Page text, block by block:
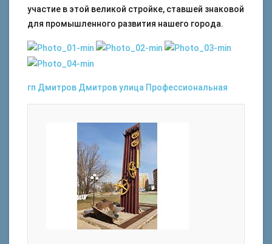
участие в этой великой стройке, ставшей знаковой
для промышленного развития нашего города.
гп Дмитров Дмитровулица Профессиональная